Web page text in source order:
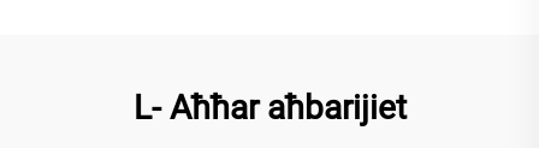
L- Aħħar aħbarijiet